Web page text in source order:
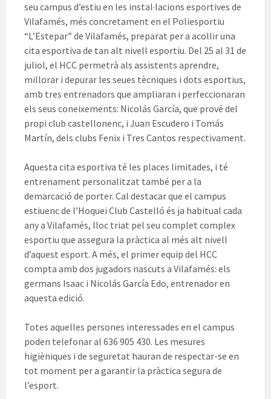
seu campus d’estiu en les instal·lacions esportives de
Vilafamés, més concretament en el Poliesportiu
“L’Estepar” de Vilafamés, preparat per a acollir una
cita esportiva de tan alt nivell esportiu. Del 25 al 31 de
juliol, el HCC permetrà als assistents aprendre,
millorar i depurar les seues tècniques i dots esportius,
amb tres entrenadors que ampliaran i perfeccionaran
els seus coneixements: Nicolás García, que prové del
propi club castellonenc, i Juan Escudero i Tomás
Martín, dels clubs Fenix i Tres Cantos respectivament.
Aquesta cita esportiva té les places limitades, i té
entrenament personalitzat també per a la
demarcació de porter. Cal destacar que el campus
estiuenc de l’Hoquei Club Castelló és ja habitual cada
any a Vilafamés, lloc triat pel seu complet complex
esportiu que assegura la pràctica al més alt nivell
d’aquest esport. A més, el primer equip del HCC
compta amb dos jugadors nascuts a Vilafamés: els
germans Isaac i Nicolás García Edo, entrenador en
aquesta edició.
Totes aquelles persones interessades en el campus
poden telefonar al 636 905 430. Les mesures
higièniques i de seguretat hauran de respectar-se en
tot moment per a garantir la pràctica segura de
l’esport.